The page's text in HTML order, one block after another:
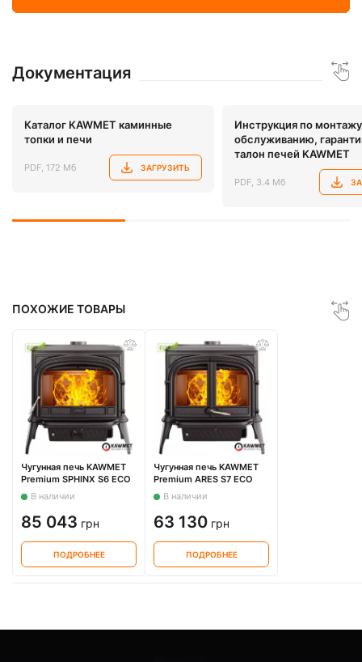
Документация
Каталог KAWMET каминные
топки и печи
PDF, 172 Мб ЗАГРУЗИТЬ
Инструкция по
обслуживанию,
талон печей KAWMET
PDF, 3.4 Мб
ПОХОЖИЕ ТОВАРЫ
Чугунная печь KAWMET
Premium SPHINX S6 ECO
В наличии
85 043 грн
ПОДРОБНЕЕ
Чугунная печь KAWMET
Premium ARES S7 ECO
В наличии
63 130 грн
ПОДРОБНЕЕ